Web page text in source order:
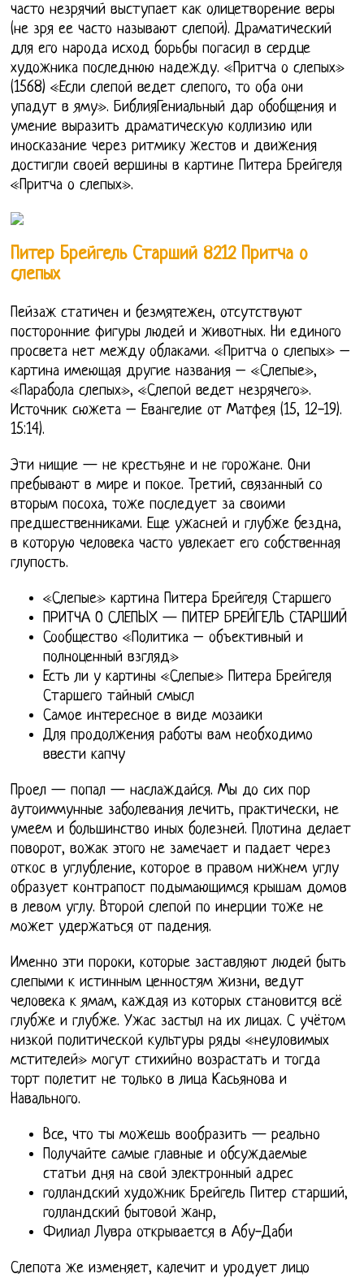
часто незрячий выступает как олицетворение веры
(не зря ее часто называют слепой). Драматический
для его народа исход борьбы погасил в сердце
художника последнюю надежду. «Притча о слепых»
(1568) «Если слепой ведет слепого, то оба они
упадут в яму». БиблияГениальный дар обобщения и
умение выразить драматическую коллизию или
иносказание через ритмику жестов и движения
достигли своей вершины в картине Питера Брейгеля
«Притча о слепых».
Питер Брейгель Старший 8212 Притча о
слепых
Пейзаж статичен и безмятежен, отсутствуют
посторонние фигуры людей и животных. Ни единого
просвета нет между облаками. «Притча о слепых» –
картина имеющая другие названия – «Слепые»,
«Парабола слепых», «Слепой ведет незрячего».
Источник сюжета – Евангелие от Матфея (15, 12-19).
15:14).
Эти нищие — не крестьяне и не горожане. Они
пребывают в мире и покое. Третий, связанный со
вторым посоха, тоже последует за своими
предшественниками. Еще ужасней и глубже бездна,
в которую человека часто увлекает его собственная
глупость.
«Слепые» картина Питера Брейгеля Старшего
ПРИТЧА О СЛЕПЫХ — ПИТЕР БРЕЙГЕЛЬ СТАРШИЙ
Сообщество «Политика – объективный и
полноценный взгляд»
Есть ли у картины «Слепые» Питера Брейгеля
Старшего тайный смысл
Самое интересное в виде мозаики
Для продолжения работы вам необходимо
ввести капчу
Проел — попал — наслаждайся. Мы до сих пор
aутоиммунные заболевания лечить, практически, не
умеeм и большинство иных болезней. Плотина делает
поворот, вожак этого не замечает и падает через
откос в углубление, которое в правом нижнем углу
образует контрапост подымающимся крышам домов
в левом углу. Второй слепой по инерции тоже не
может удержаться от падения.
Именно эти пороки, которые заставляют людей быть
слепыми к истинным ценностям жизни, ведут
человека к ямам, каждая из которых становится всё
глубже и глубже. Ужас застыл на их лицах. С учётом
низкой политической культуры ряды «неуловимых
мстителей» могут стихийно возрастать и тогда
торт полетит не только в лица Касьянова и
Навального.
Все, что ты можешь вообразить — реально
Получайте самые главные и обсуждаемые
статьи дня на свой электронный адрес
голландский художник Брейгель Питер старший,
голландский бытовой жанр,
Филиал Лувра открывается в Абу-Даби
Слепота же изменяет, калечит и уродует лицо